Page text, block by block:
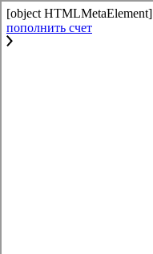
[object HTMLMetaElement]
пополнить счет